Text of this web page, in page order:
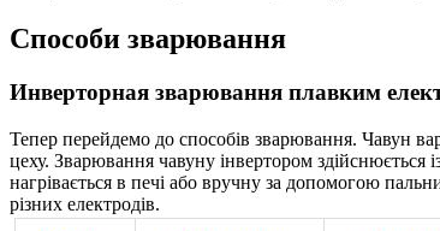
Способи зварювання
Инверторная зварювання плавким
Тепер перейдемо до способів зварювання. Чавун
цеху. Зварювання чавуну інвертором
нагрівається в печі або вручну за допомогою
різних електродів.